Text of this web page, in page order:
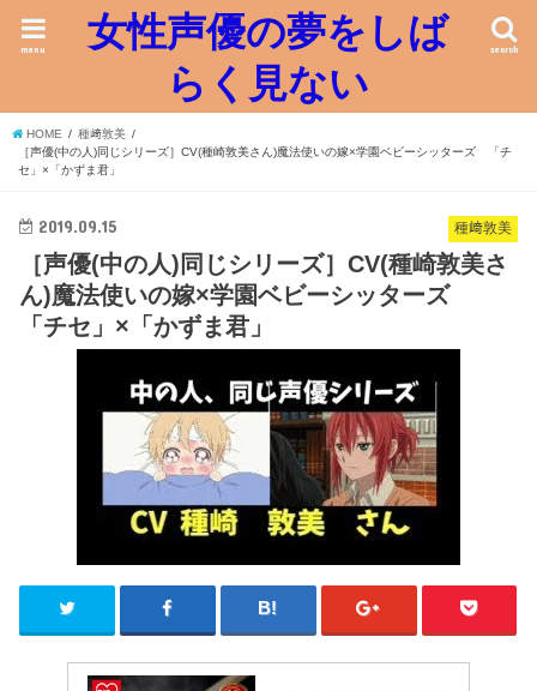
女性声優の夢をしば
らく見ない
search
menu
HOME
種﨑敦美
［声優(中の人)同じシリーズ］CV(種崎敦美さん)魔法使いの嫁×学園ベビーシッターズ 「チ
セ」×「かずま君」
種﨑敦美
2019.09.15
［声優(中の人)同じシリーズ］CV(種崎敦美さ
ん)魔法使いの嫁×学園ベビーシッターズ
「チセ」×「かずま君」